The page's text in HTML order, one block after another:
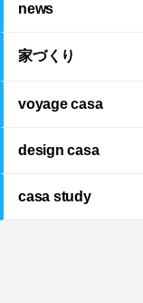
news
家づくり
voyage casa
design casa
casa study